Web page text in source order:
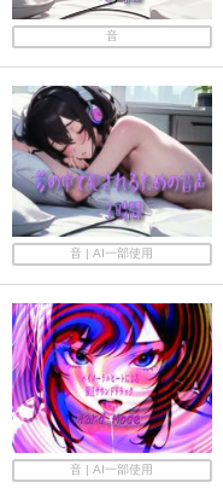
音
音 | AI一部使用
音 | AI一部使用